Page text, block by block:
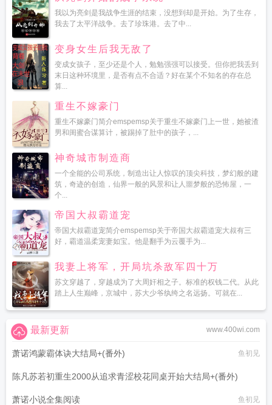
我以为亮剑是我战争生涯的结束，没想到却是开始。为了生存，
我去了太平洋战争。去了珍珠港。去了中...
变身女生后我无敌了
变成女孩子，至少还是个人，勉勉强强可以接受。但你把我丢到
末日这种环境里，是否有点不合适？好在某个不知名的存在总
算...
重生不嫁豪门
重生不嫁豪门简介emspemsp关于重生不嫁豪门上一世，她被渣
男和闺蜜合谋算计，被踢掉了肚中的孩子，...
神奇城市制造商
一个全能的公司系统，制造出让人惊叹的顶尖科技，梦幻般的建
筑，奇迹的创造，仙界一般的风景和让人噩梦般的恐怖屋，一
个...
帝国大叔霸道宠
帝国大叔霸道宠简介emspemsp关于帝国大叔霸道宠大叔有三
好，霸道温柔宠妻如宝。他是翻手为云覆手为...
我妻上将军，开局坑杀敌军四十万
苏文穿越了，穿越成为了大周奸相之子。标准的权钱二代。从此
踏上人生巅峰，京城中，苏大少爷纨绔之名远扬。可就在...
www.400wi.com
最新更新
萧诺鸿蒙霸体诀大结局+(番外) 鱼初见
陈凡苏若初重生2000从追求青涩校花同桌开始大结局+(番外)
痞子老妖
萧诺小说全集阅读 鱼初见